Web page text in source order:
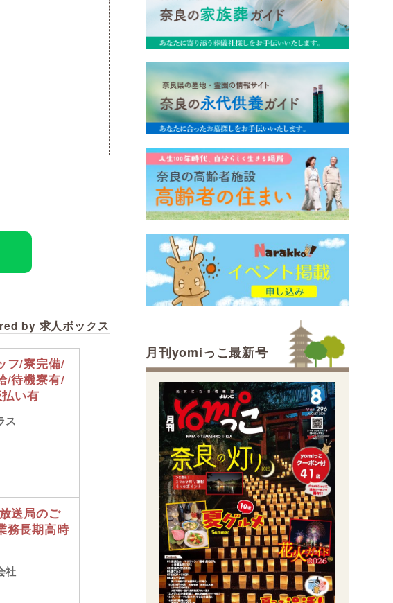
by 求人ボックス
フ/寮完備/
/待機寮有/
い有
ス
送局のご
務長期高時
社
月刊yomiっこ最新号